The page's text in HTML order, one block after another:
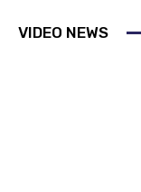
VIDEO NEWS